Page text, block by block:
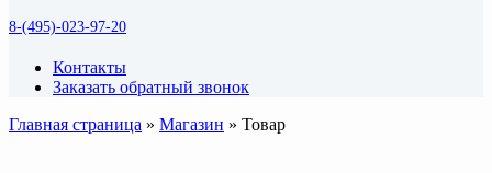
8-(495)-023-97-20
Контакты
Заказать обратный звонок
Главная страница » Магазин » Товар